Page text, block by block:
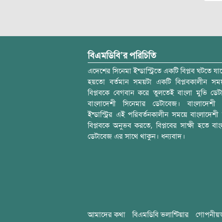
বিএমডিবি’র পরিচিতি
এদেশের সিনেমা ইন্ডাস্ট্রিতে একটি বিপ্লব ঘটতে
হয়তো বর্তমান সময়টা একটি বিপ্লবকালীন
বিপ্লবকে বেগবান করে তুলতেই বাংলা মুভি
বাংলাদেশী সিনেমার ডেটাবেজ। বাংলাদেশী
ইন্ডাস্ট্রির এই পরিবর্তনকালীন সময়ে বাংলাদেশী
বিপ্লবকে অনুভব করতে, বিপ্লবের সাক্ষী হতে
ডেটাবেজ এর সাথে থাকুন। ধন্যবাদ।
আমাদের কথা বিএমডিবি ভলান্টিয়ার